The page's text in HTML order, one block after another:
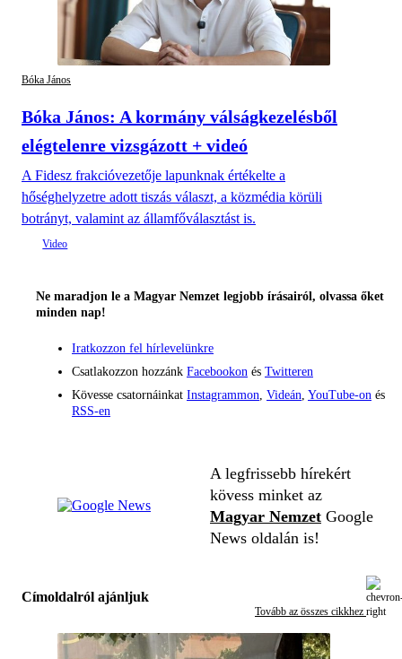
Bóka János
Bóka János: A kormány válságkezelésből
elégtelenre vizsgázott + videó
A Fidesz frakcióvezetője lapunknak értékelte a
hőséghelyzetre adott tiszás választ, a közmédia körüli
botrányt, valamint az államfőválasztást is.
Ne maradjon le a Magyar Nemzet legjobb írásairól, olvassa őket
minden nap!
Iratkozzon fel hírlevelünkre
Csatlakozzon hozzánk Facebookon és Twitteren
Kövesse csatornáinkat Instagrammon Videán YouTube-on és
RSS-en
A legfrissebb hírekért
kövess minket az
Magyar Nemzet Google
News oldalán is!
Címoldalról ajánljuk
Tovább az összes cikkhez